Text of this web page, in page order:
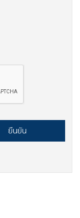
ยืนยัน